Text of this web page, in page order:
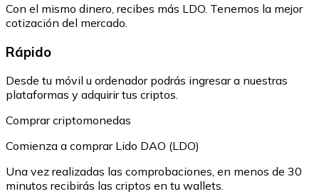
Con el mismo dinero, recibes más LDO. Tenemos la mejor
cotización del mercado.
Rápido
Desde tu móvil u ordenador podrás ingresar a nuestras
plataformas y adquirir tus criptos.
Comprar criptomonedas
Comienza a comprar Lido DAO (LDO)
Una vez realizadas las comprobaciones, en menos de 30
minutos recibirás las criptos en tu wallets.